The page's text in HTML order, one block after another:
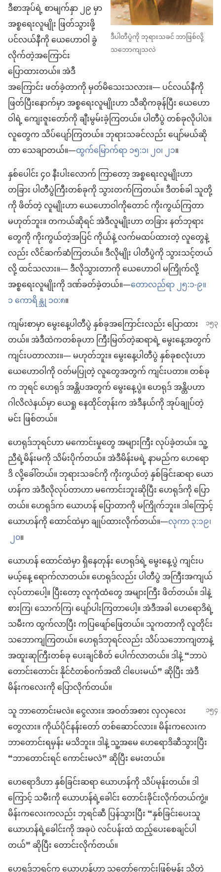
ဒီပါတီပွဲကို ဘုရားသခင် ဘာဖြစ်လို့
သဘောကျသလဲ
ဒီစာအုပ်ရဲ့ စာမျက်နှာ ၂၉ မှာ
အစ္စရေးလူမျိုး ဖြတ်သွားဖို့
ပင်လယ်နီကို ယေဟောဝါ ခွဲ
လိုက်တဲ့အကြောင်း
ပြောထားတယ်။ အဲဒီ
အကြောင်း ဖတ်ခဲ့တာကို မှတ်မိသေးသလား။— ပင်လယ်နီကို
ဖြတ်ပြီးနောက်မှာ အစ္စရေးလူမျိုးဟာ သီဆိုကခုန်ပြီး ယေဟော
ဝါရဲ့ ကျေးဇူးတော်ကို ချီးမွမ်းခဲ့ကြတယ်။ ပါတီပွဲ တစ်ခုလိုပါပဲ။
လူတွေက သိပ်ပျော်ကြတယ်။ ဘုရားသခင်လည်း ပျော်မယ်ဆို
တာ သေချာတယ်။—ထွက်မြောက်ရာ ၁၅:၁၊၂၀၊ ၂၁။
နှစ်ပေါင်း ၄၀ နီးပါးလောက် ကြာတော့ အစ္စရေးလူမျိုးဟာ
တခြား ပါတီပွဲကြီးတစ်ခုကို သွားတက်ကြတယ်။ ဒီတစ်ခါ သူတို့
ကို ဖိတ်တဲ့ လူမျိုးဟာ ယေဟောဝါကိုတောင် ကိုးကွယ်ကြတာ
မဟုတ်ဘူး။ တကယ်ဆိုရင် အဲဒီလူမျိုးဟာ တခြား နတ်ဘုရား
တွေကို ကိုးကွယ်တဲ့အပြင် ကိုယ်နဲ့ လက်မထပ်ထားတဲ့ လူတွေနဲ့
လည်း လိင်ဆက်ဆံကြတယ်။ ဒီလိုမျိုး ပါတီပွဲကို သွားသင့်တယ်
လို့ ထင်သလား။— ဒီလိုသွားတာကို ယေဟောဝါ မကြိုက်လို့
အစ္စရေးလူမျိုးကို ဒဏ်ခတ်ခဲ့တယ်။—တောလည်ရာ ၂၅:၁-၉။
၁ ကောရိန္သု ၁၀:၈။
ကျမ်းစာမှာ မွေးနေ့ပါတီပွဲ နှစ်ခုအကြောင်းလည်း ပြောထား
တယ်။ အဲဒီထဲကတစ်ခုဟာ ကြီးမြတ်တဲ့ဆရာရဲ့ မွေးနေ့အတွက်
ကျင်းပတာလား။— မဟုတ်ဘူး။ မွေးနေ့ပါတီပွဲ နှစ်ခုစလုံးဟာ
ယေဟောဝါကို ဝတ်မပြုတဲ့ လူတွေအတွက် ကျင်းပတာ။ တစ်ခု
က ဘုရင် ဟေရုဒ် အန္တိပအတွက် မွေးနေ့ပွဲ။ ဟေရုဒ် အန္တိပဟာ
ဂါလိလဲနယ်မှာ ယေရှု နေထိုင်တုန်းက အဲဒီနယ်ကို အုပ်ချုပ်တဲ့
မင်း ဖြစ်တယ်။
ဟေရုဒ်ဘုရင်ဟာ မကောင်းမှုတွေ အများကြီး လုပ်ခဲ့တယ်။ သူ့
ညီရဲ့မိန်းမကို သိမ်းပိုက်တယ်။ အဲဒီမိန်းမရဲ့ နာမည်က ဟေရော
ဒိ လို့ခေါ်တယ်။ ဘုရားသခင်ကို ကိုးကွယ်တဲ့ နှစ်ခြင်းဆရာ ယော
ဟန်က အဲဒီလိုလုပ်တာဟာ မကောင်းဘူးဆိုပြီး ဟေရုဒ်ကို ပြော
တယ်။ ဟေရုဒ်က ယောဟန် ပြောတာကို မကြိုက်ဘူး။ ဒါကြောင့်
ယောဟန်ကို ထောင်ထဲမှာ ချုပ်ထားလိုက်တယ်။—လုကာ ၃:၁၉၊
၂၀။
ယောဟန် ထောင်ထဲမှာ ရှိနေတုန်း ဟေရုဒ်ရဲ့ မွေးနေ့ပွဲ ကျင်းပ
မယ့်နေ့ ရောက်လာတယ်။ ဟေရုဒ်လည်း ပါတီပွဲ အကြီးအကျယ်
လုပ်တာပေါ့။ ပြီးတော့ လူကုံထံတွေ အများကြီး ဖိတ်တယ်။ ဒါနဲ့
စားကြ၊ သောက်ကြ၊ ပျော်ပါးကြတာပေါ့။ အဲဒီအခါ ဟေရောဒိရဲ့
သမီးက ထွက်လာပြီး ကပြဖျော်ဖြေတယ်။ သူကတာကို လူတိုင်း
သဘောကျကြတယ်။ ဟေရုဒ်ဘုရင်လည်း သိပ်သဘောကျတာနဲ့
အထူးဆုကြီးတစ်ခု ပေးချင်စိတ် ပေါက်လာတယ်။ ဒါနဲ့ “ဘာပဲ
တောင်းတောင်း နိုင်ငံတစ်ဝက်အထိ ငါပေးမယ်” ဆိုပြီး အဲဒီ
မိန်းကလေးကို ပြောလိုက်တယ်။
သူ ဘာတောင်းမလဲ။ ငွေလား။ အဝတ်အစား လှလှလေး
တွေလား။ ကိုယ်ပိုင်နန်းတော် တစ်ဆောင်လား။ မိန်းကလေးက
ဘာတောင်းရမှန်း မသိဘူး။ ဒါနဲ့ သူ့အမေ ဟေရောဒိဆီသွားပြီး
“ဘာတောင်းရင် ကောင်းမလဲ” ဆိုပြီး မေးတယ်။
ဟေရောဒိဟာ နှစ်ခြင်းဆရာ ယောဟန်ကို သိပ်မုန်းတယ်။ ဒါ
ကြောင့် သမီးကို ယောဟန်ရဲ့ခေါင်း တောင်းခိုင်းလိုက်တယ်ကွဲ့။
မိန်းကလေးကလည်း ဘုရင်ဆီ ပြန်သွားပြီး “နှစ်ခြင်းပေးသူ
ယောဟန်ရဲ့ခေါင်းကို အခုပဲ လင်ပန်းထဲ ထည့်ပေးစေချင်ပါ
တယ်” ဆိုပြီး တောင်းလိုက်တယ်။